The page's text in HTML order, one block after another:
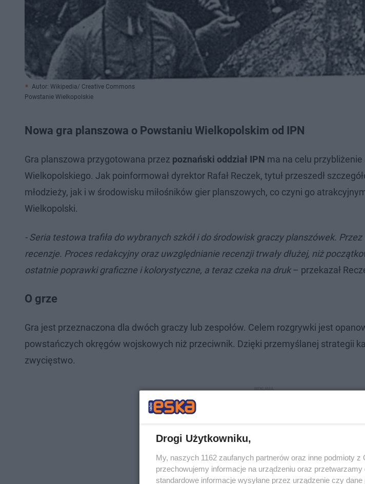
Autor: Wikipedia/ Creative Commons
Powstanie Wielkopolskie
Nowa gra planszowa o Powstaniu Wielkopolskim od IPN
Gra planszowa przygotowana przez poznański oddział IPN ma na celu
Wielkopolskiego. Jak poinformował dyrektor Rafał Reczek, tytuł przeszedł
młodzieży, jak i w środowisku miłośników gier planszowych, co czyni go
Wielkopolski.
- Seria testowa trafiła do wybranych szkół i do środowisk graczy planszówek.
recenzje. Proces redakcyjny oraz uwzględnianie recenzji trwały dłużej, niż
ostatnie poprawki graficzne i kolorystyczne, a teraz czeka na druk– przekazał
O grze
Gra jest przeznaczona dla dwóch graczy lub zespołów. Celem rozgrywki jest
powstańczych okręgów wojskowych niż przeciwnik. Dzięki przemyślanej strategii
zwycięstwo.
Drogi Użytkowniku,
My, naszych 1162 zaufanych partnerów oraz inne podmioty
przechowujemy informacje na urządzeniu oraz
standardowe informacje wysyłane przez urządzenie czy